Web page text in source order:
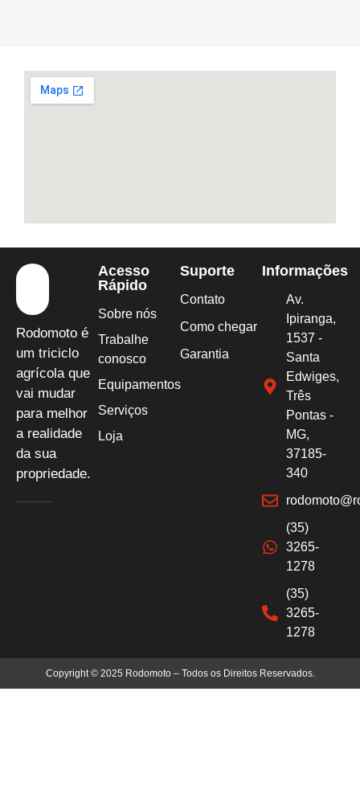
Rodomoto é
um triciclo
agrícola que
vai mudar
para melhor
a realidade
da sua
propriedade.
Acesso
Rápido
Sobre nós
Trabalhe
conosco
Equipamentos
Serviços
Loja
Suporte
Contato
Como chegar
Garantia
Informações
Av.
Ipiranga,
1537 -
Santa
Edwiges,
Três
Pontas -
MG,
37185-
340
(35)
3265-
1278
(35)
3265-
1278
Copyright © 2025 Rodomoto – Todos os Direitos Reservados.